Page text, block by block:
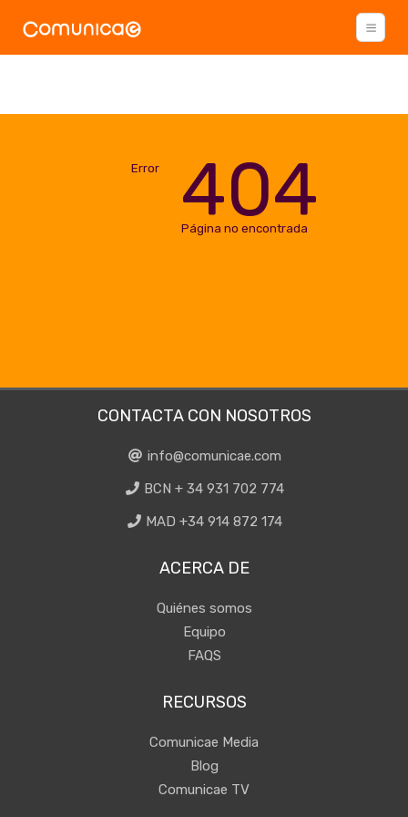
Error 404
Página no encontrada
CONTACTA CON NOSOTROS
info@comunicae.com
BCN + 34 931 702 774
MAD +34 914 872 174
ACERCA DE
Quiénes somos
Equipo
FAQS
RECURSOS
Comunicae Media
Blog
Comunicae TV